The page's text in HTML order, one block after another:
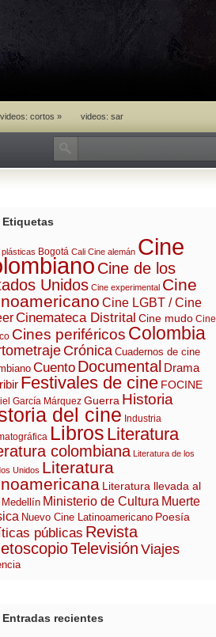
videos: cortos » videos: sar
Etiquetas
Bogotá Cali Cine alemán Cine
Cine de los
Unidos Cine experimental Cine
Cine LGBT / Cine
Cinemateca Distrital Cine mudo Cine
Cines periféricos Colombia
Crónica Cuadernos de cine
Cuento Documental Drama
Festivales de cine FOCINE
García Márquez Guerra Historia
del cine Industria
Libros Literatura
colombiana Literatura de los
Unidos Literatura
Literatura llevada al
Medellín Ministerio de Cultura Muerte
Nuevo Cine Latinoamericano Poesía
públicas Revista
TelevisiónViajes
Entradas recientes